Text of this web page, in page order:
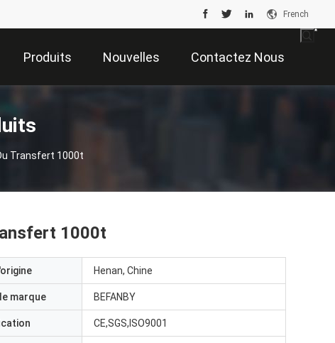
French
Produits Nouvelles Contactez Nous
Transfert 1000t
1000t
Henan, Chine
marque BEFANBY
CE,SGS,ISO9001